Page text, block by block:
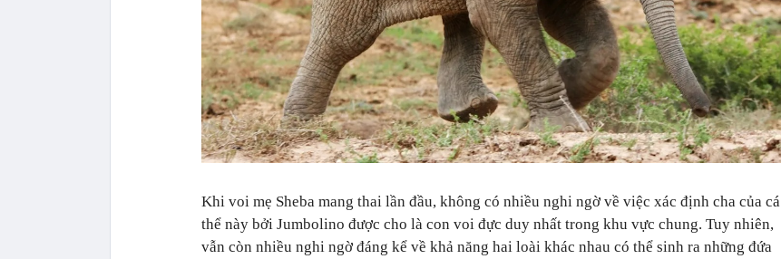
Khi voi mẹ Sheba mang thai lần đầu, không có nhiều nghi ngờ về việc xác định cha của cá
thể này bởi Jumbolino được cho là con voi đực duy nhất trong khu vực chung. Tuy nhiên,
vẫn còn nhiều nghi ngờ đáng kể về khả năng hai loài khác nhau có thể sinh ra những đứa